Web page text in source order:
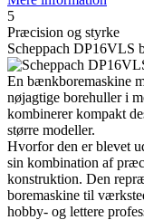
5
Præcision og styrke
Scheppach DP16VLS
En bænkboremaskine
nøjagtige borehuller i
kombinerer kompakt
større modeller.
Hvorfor den er blevet
sin kombination af
konstruktion. Den
boremaskine til
hobby- og lettere